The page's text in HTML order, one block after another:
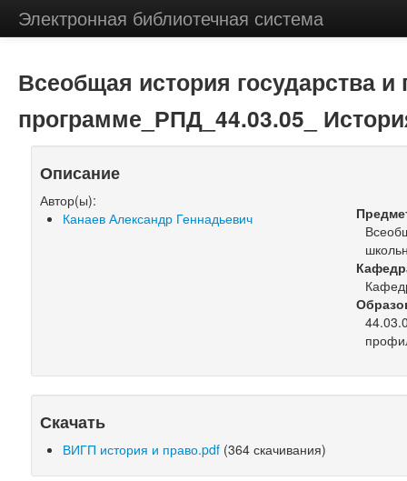
Электронная библиотечная система
Всеобщая история государства
программе_РПД_44.03.05_
Описание
Автор(ы):
Канаев Александр Геннадьевич
Скачать
ВИГП история и право.pdf (364 скачивания)